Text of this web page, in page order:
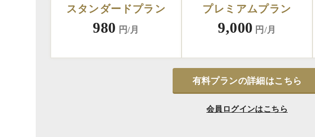
スタンダードプラン
980 円/月
プレミアムプラン
9,000 円/月
有料プランの詳細はこちら
会員ログインはこちら